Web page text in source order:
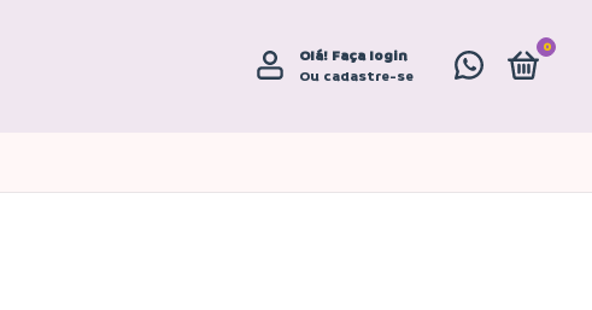
Olá! Faça login
Ou cadastre-se
0